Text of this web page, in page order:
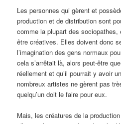
Les personnes qui gèrent et
production et de distribution sont
comme la plupart des sociopathes,
être créatives. Elles doivent donc
l’imagination des gens normaux
cela s’arrêtait là, alors peut-être
réellement et qu’il pourrait y avoir
nombreux artistes ne gèrent pas
quelqu’un doit le faire pour eux.
Mais, les créatures de la